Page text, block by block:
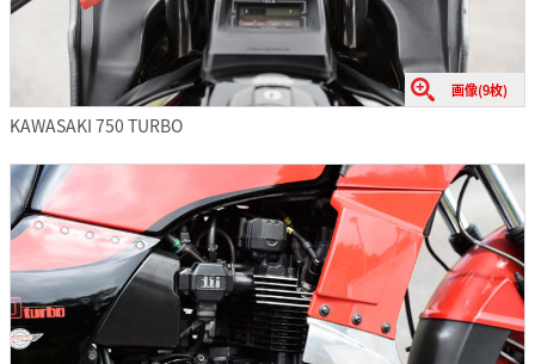
画像(9枚)
KAWASAKI 750 TURBO